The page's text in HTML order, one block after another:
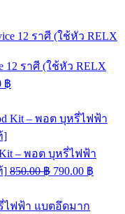
12 ราศี (ใช้หัว RELX
฿
Kit – พอต บุหรี่ไฟฟ้า
] 850.00฿ 790.00 ฿